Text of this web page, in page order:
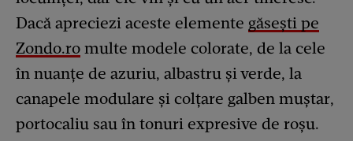
Dacă apreciezi aceste elemente găsești pe
Zondo.ro multe modele colorate, de la cele
în nuanţe de azuriu, albastru şi verde, la
canapele modulare şi colţare galben muştar,
portocaliu sau în tonuri expresive de roşu.